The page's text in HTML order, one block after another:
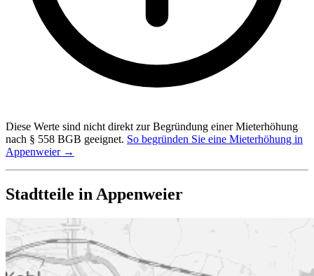
Diese Werte sind nicht direkt zur Begründung einer Mieterhöhung
nach § 558 BGB geeignet. So begründen Sie eine Mieterhöhung in
Appenweier →
Stadtteile in Appenweier